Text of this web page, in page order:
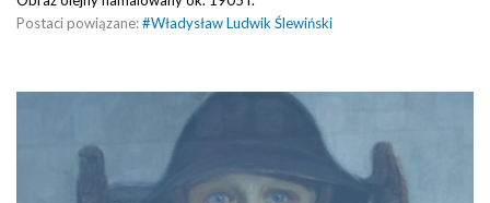
Postaci powiązane:#Władysław Ludwik Ślewiński